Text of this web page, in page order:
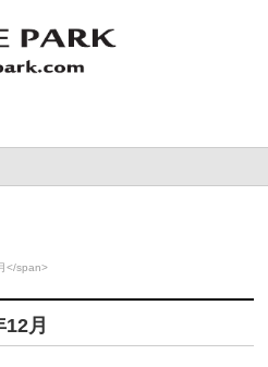
</span>
月